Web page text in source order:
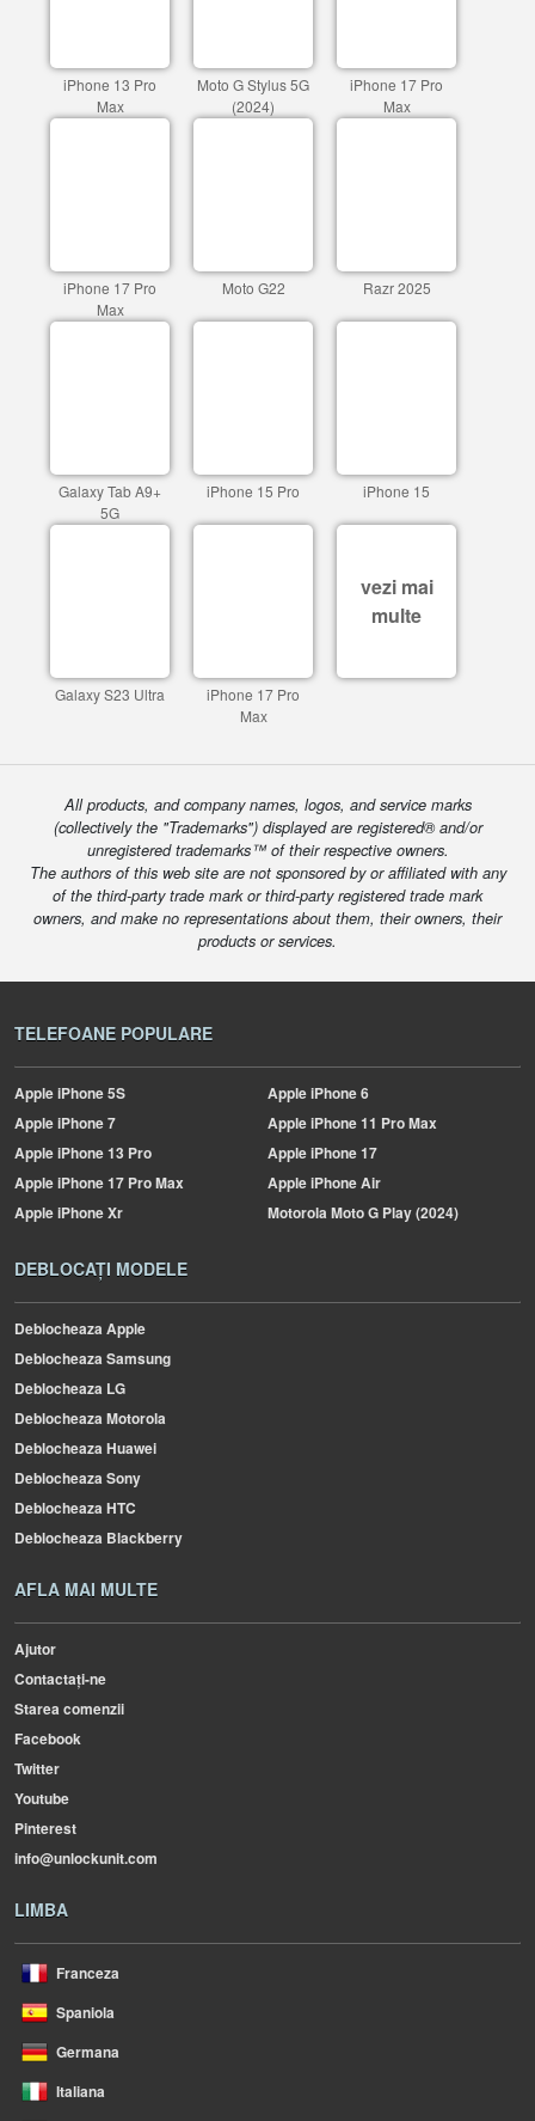
iPhone 13 Pro
Max
Moto G Stylus 5G
(2024)
iPhone 17 Pro
Max
iPhone 17 Pro
Max
Moto G22 Razr 2025
Galaxy Tab A9+
5G
iPhone 15 Pro iPhone 15
Galaxy S23 Ultra
iPhone 17 Pro
Max
vezi mai
multe
All products, and company names, logos, and service marks
(collectively the "Trademarks") displayed are registered® and/or
unregistered trademarks™ of their respective owners.
The authors of this web site are not sponsored by or affiliated with any
of the third-party trade mark or third-party registered trade mark
owners, and make no representations about them, their owners, their
products or services.
TELEFOANE POPULARE
AppleiPhone 5S AppleiPhone 6
AppleiPhone 7 AppleiPhone 11 Pro Max
AppleiPhone 13 Pro AppleiPhone 17
AppleiPhone 17 Pro Max AppleiPhone Air
AppleiPhone Xr MotorolaMoto G Play (2024)
DEBLOCAȚI MODELE
Deblocheaza Apple
Deblocheaza Samsung
Deblocheaza LG
Deblocheaza Motorola
Deblocheaza Huawei
Deblocheaza Sony
Deblocheaza HTC
Deblocheaza Blackberry
AFLA MAI MULTE
Ajutor
Contactați-ne
Starea comenzii
Facebook
Twitter
Youtube
Pinterest
info@unlockunit.com
LIMBA
Franceza
Spaniola
Germana
Italiana